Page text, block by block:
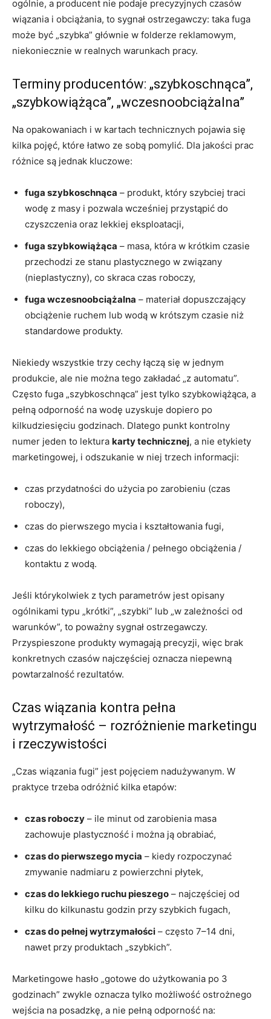
ogólnie, a producent nie podaje precyzyjnych czasów
wiązania i obciążania, to sygnał ostrzegawczy: taka fuga
może być „szybka” głównie w folderze reklamowym,
niekoniecznie w realnych warunkach pracy.
Terminy producentów: „szybkoschnąca”,
„szybkowiążąca”, „wczesnoobciążalna”
Na opakowaniach i w kartach technicznych pojawia się
kilka pojęć, które łatwo ze sobą pomylić. Dla jakości prac
różnice są jednak kluczowe:
fuga szybkoschnąca – produkt, który szybciej traci
wodę z masy i pozwala wcześniej przystąpić do
czyszczenia oraz lekkiej eksploatacji,
fuga szybkowiążąca – masa, która w krótkim czasie
przechodzi ze stanu plastycznego w związany
(nieplastyczny), co skraca czas roboczy,
fuga wczesnoobciążalna – materiał dopuszczający
obciążenie ruchem lub wodą w krótszym czasie niż
standardowe produkty.
Niekiedy wszystkie trzy cechy łączą się w jednym
produkcie, ale nie można tego zakładać „z automatu”.
Często fuga „szybkoschnąca” jest tylko szybkowiążąca, a
pełną odporność na wodę uzyskuje dopiero po
kilkudziesięciu godzinach. Dlatego punkt kontrolny
numer jeden to lektura karty technicznej, a nie etykiety
marketingowej, i odszukanie w niej trzech informacji:
czas przydatności do użycia po zarobieniu (czas
roboczy),
czas do pierwszego mycia i kształtowania fugi,
czas do lekkiego obciążenia / pełnego obciążenia /
kontaktu z wodą.
Jeśli którykolwiek z tych parametrów jest opisany
ogólnikami typu „krótki”, „szybki” lub „w zależności od
warunków”, to poważny sygnał ostrzegawczy.
Przyspieszone produkty wymagają precyzji, więc brak
konkretnych czasów najczęściej oznacza niepewną
powtarzalność rezultatów.
Czas wiązania kontra pełna
wytrzymałość – rozróżnienie marketingu
i rzeczywistości
„Czas wiązania fugi” jest pojęciem nadużywanym. W
praktyce trzeba odróżnić kilka etapów:
czas roboczy – ile minut od zarobienia masa
zachowuje plastyczność i można ją obrabiać,
czas do pierwszego mycia – kiedy rozpoczynać
zmywanie nadmiaru z powierzchni płytek,
czas do lekkiego ruchu pieszego – najczęściej od
kilku do kilkunastu godzin przy szybkich fugach,
czas do pełnej wytrzymałości – często 7–14 dni,
nawet przy produktach „szybkich”.
Marketingowe hasło „gotowe do użytkowania po 3
godzinach” zwykle oznacza tylko możliwość ostrożnego
wejścia na posadzkę, a nie pełną odporność na: